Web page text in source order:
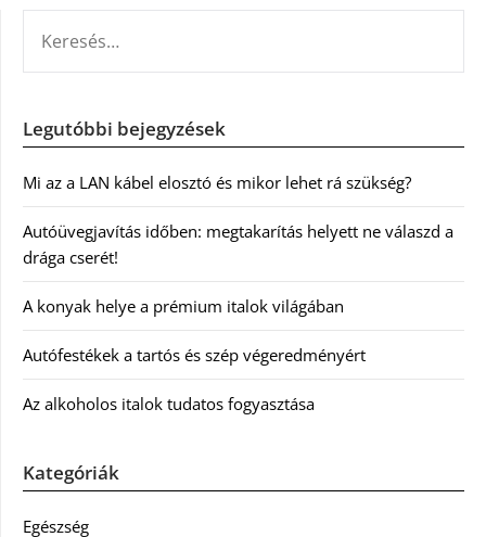
Legutóbbi bejegyzések
Mi az a LAN kábel elosztó és mikor lehet rá szükség?
Autóüvegjavítás időben: megtakarítás helyett ne válaszd a
drága cserét!
A konyak helye a prémium italok világában
Autófestékek a tartós és szép végeredményért
Az alkoholos italok tudatos fogyasztása
Kategóriák
Egészség